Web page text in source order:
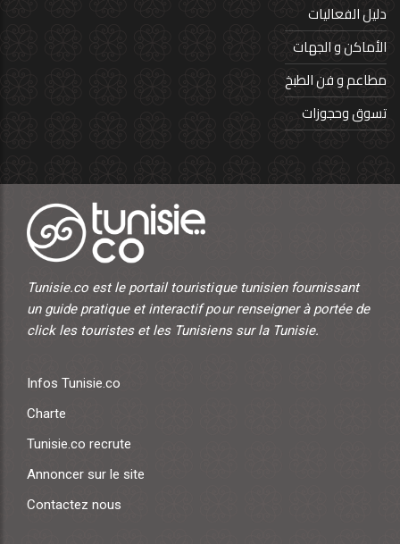
دليل الفعاليات
الأماكن و الجهات
مطاعم و فن الطبخ
تسوق وحجوزات
Tunisie.co est le portail touristique tunisien fournissant
un guide pratique et interactif pour renseigner à portée de
click les touristes et les Tunisiens sur la Tunisie.
Infos Tunisie.co
Charte
Tunisie.co recrute
Annoncer sur le site
Contactez nous